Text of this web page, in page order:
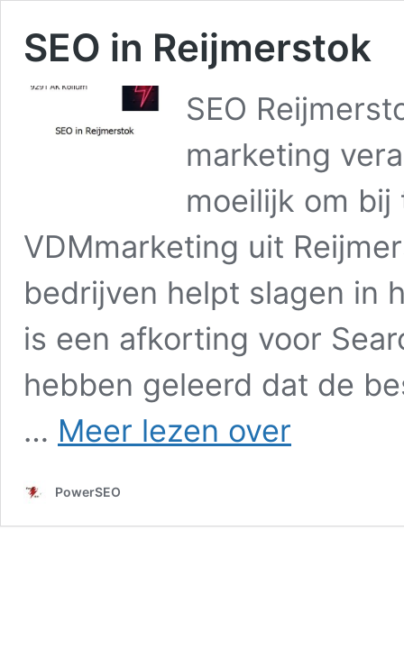
SEO in Reijmerstok
SEO
marketing
moeilijk om bij
VDMmarketing uit
bedrijven helpt slagen in
is een afkorting voor
hebben geleerd dat de
… Meer lezen over
PowerSEO